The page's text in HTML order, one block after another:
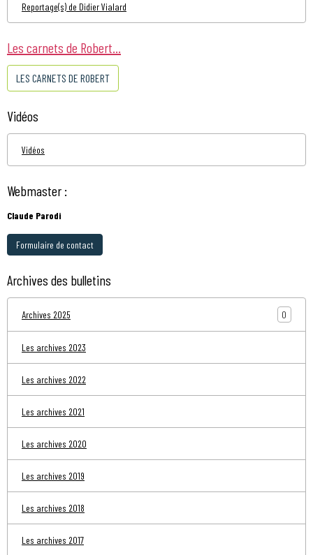
Reportage(s) de Didier Vialard
Les carnets de Robert...
LES CARNETS DE ROBERT
Vidéos
Vidéos
Webmaster :
Claude Parodi
Formulaire de contact
Archives des bulletins
Archives 2025 0
Les archives 2023
Les archives 2022
Les archives 2021
Les archives 2020
Les archives 2019
Les archives 2018
Les archives 2017